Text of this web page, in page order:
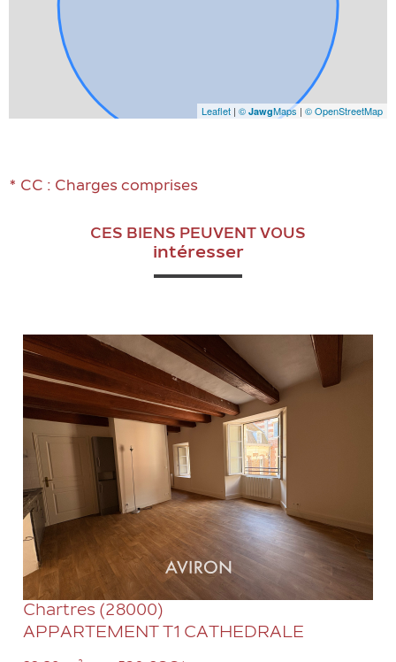
Leaflet | © JawgMaps | © OpenStreetMap
* CC : Charges comprises
CES BIENS PEUVENT VOUS
intéresser
VOIR LE BIEN
Chartres (28000)
APPARTEMENT T1 CATHEDRALE